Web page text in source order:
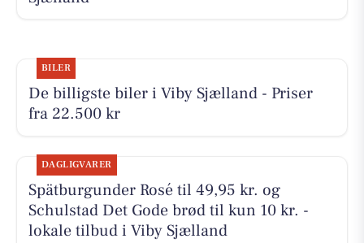
BILER
De billigste biler i Viby Sjælland - Priser
fra 22.500 kr
DAGLIGVARER
Spätburgunder Rosé til 49,95 kr. og
Schulstad Det Gode brød til kun 10 kr. -
lokale tilbud i Viby Sjælland